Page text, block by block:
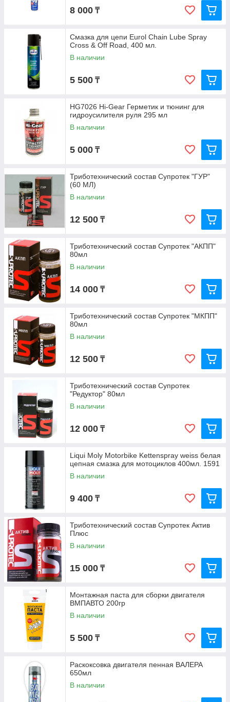
8 000 ₸
Смазка для цепи Eurol Chain Lube Spray
Cross & Off Road, 400 мл.
В наличии
5 500 ₸
HG7026 Hi-Gear Герметик и тюнинг для
гидроусилителя руля 295 мл
В наличии
5 000 ₸
Триботехнический состав Супротек "ГУР"
(60 МЛ)
В наличии
12 500 ₸
Триботехнический состав Супротек "АКПП"
80мл
В наличии
14 000 ₸
Триботехнический состав Супротек "МКПП"
80мл
В наличии
12 500 ₸
Триботехнический состав Супротек
"Редуктор" 80мл
В наличии
12 000 ₸
Liqui Moly Motorbike Kettenspray weiss белая
цепная смазка для мотоциклов 400мл. 1591
В наличии
9 400 ₸
Триботехнический состав Супротек Актив
Плюс
В наличии
15 000 ₸
Монтажная паста для сборки двигателя
ВМПАВТО 200гр
В наличии
5 500 ₸
Раскоксовка двигателя пенная ВАЛЕРА
650мл
В наличии